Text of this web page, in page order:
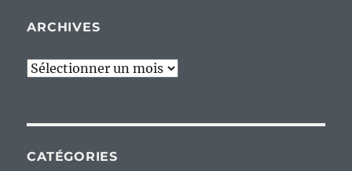
ARCHIVES
Archives
CATÉGORIES